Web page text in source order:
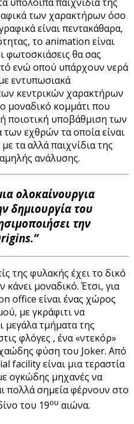
των χαρακτήρων όσο
είναι πεντακάθαρα,
το animation είναι
φωτοσκιάσεις θα σας
ενώ οπού υπάρχουν νερά
εντυπωσιακά
κεντρικών χαρακτήρων
μοναδικό κομμάτι που
ποιοτική υποβάθμιση των
των εχθρών τα οποία είναι
τα αλλά παιχνίδια της
ανάλυσης.
ολοκαίνουργια
δημιουργία του
την
της φυλακής έχει το δικό
μοναδικό. Έτσι, για
office είναι ένας χώρος
με γκράφιτι να
μεγάλα τμήματα της
φλόγες , ένα «ντεκόρ»
χαώδης φύση του Joker. Από
facility είναι μια τεραστία
ογκώδης μηχανές να
πολλά σημεία φέρνουν στο
του 19ου αιώνα.